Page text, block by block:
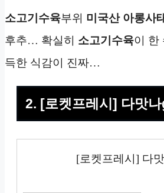
소고기 수육부위 미국산 아롱사
후추… 확실히 소고기 수육이 한
득한 식감이 진짜…
2. [로켓프레시] 다맛
[로켓프레시] 다